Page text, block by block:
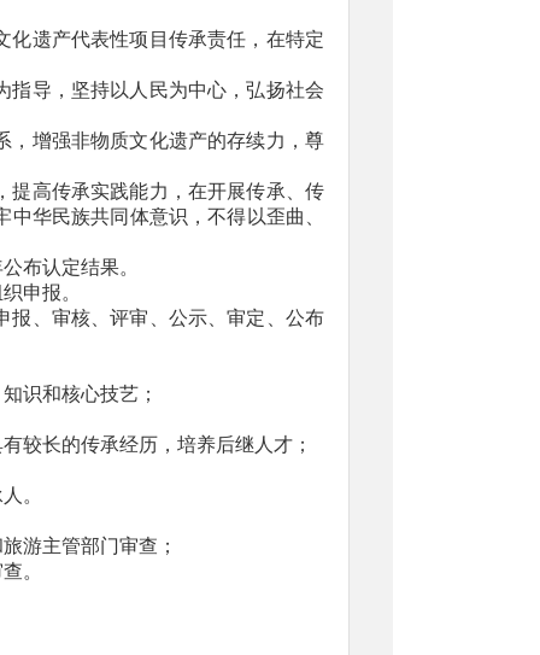
遗产代表性项目传承责任，在特定
导，坚持以人民为中心，弘扬社会
增强非物质文化遗产的存续力，尊
高传承实践能力，在开展传承、传
华民族共同体意识，不得以歪曲、
布认定结果。
申报。
、审核、评审、公示、审定、公布
识和核心技艺；
较长的传承经历，培养后继人才；
。
游主管部门审查；
。